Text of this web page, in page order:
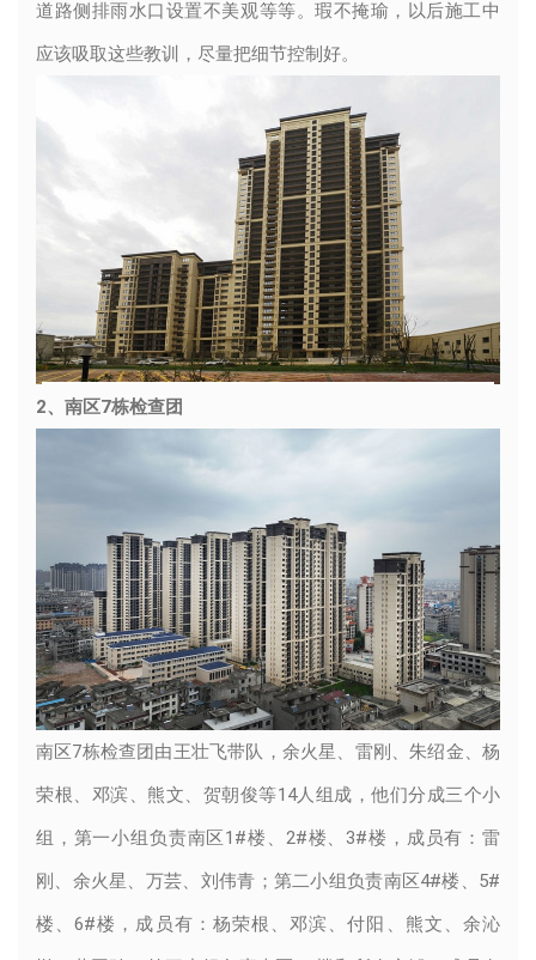
道路侧排雨水口设置不美观等等。瑕不掩瑜，以后施工中
应该吸取这些教训，尽量把细节控制好。
2、南区7栋检查团
南区7栋检查团由王壮飞带队，余火星、雷刚、朱绍金、杨
荣根、邓滨、熊文、贺朝俊等14人组成，他们分成三个小
组，第一小组负责南区1#楼、2#楼、3#楼，成员有：雷
刚、余火星、万芸、刘伟青；第二小组负责南区4#楼、5#
楼、6#楼，成员有：杨荣根、邓滨、付阳、熊文、余沁